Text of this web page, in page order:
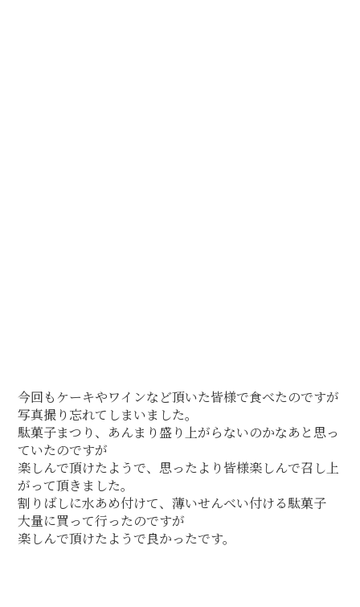
今回もケーキやワインなど頂いた皆様で食べたのですが
写真撮り忘れてしまいました。
駄菓子まつり、あんまり盛り上がらないのかなあと思っ
ていたのですが
楽しんで頂けたようで、思ったより皆様楽しんで召し上
がって頂きました。
割りばしに水あめ付けて、薄いせんべい付ける駄菓子
大量に買って行ったのですが
楽しんで頂けたようで良かったです。